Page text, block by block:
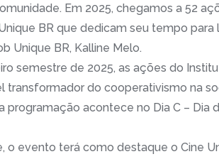
Em 2025, chegamos a 52
BR que dedicam seu tempo
Unique BR, Kalline Melo.
semestre de 2025, as ações do
transformador do cooperativismo na
programação acontece no Dia C –
o evento terá como destaque o Cine